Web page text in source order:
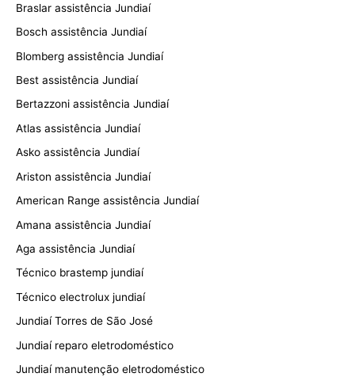
Braslar assistência Jundiaí
Bosch assistência Jundiaí
Blomberg assistência Jundiaí
Best assistência Jundiaí
Bertazzoni assistência Jundiaí
Atlas assistência Jundiaí
Asko assistência Jundiaí
Ariston assistência Jundiaí
American Range assistência Jundiaí
Amana assistência Jundiaí
Aga assistência Jundiaí
Técnico brastemp jundiaí
Técnico electrolux jundiaí
Jundiaí Torres de São José
Jundiaí reparo eletrodoméstico
Jundiaí manutenção eletrodoméstico